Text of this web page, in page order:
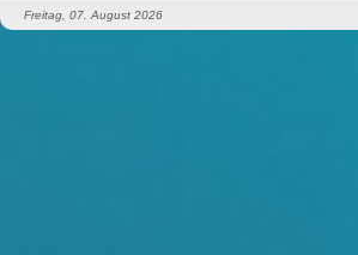
Freitag, 07. August 2026